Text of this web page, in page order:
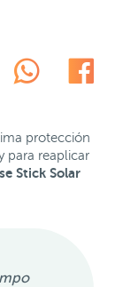
protección
para reaplicar
Stick Solar